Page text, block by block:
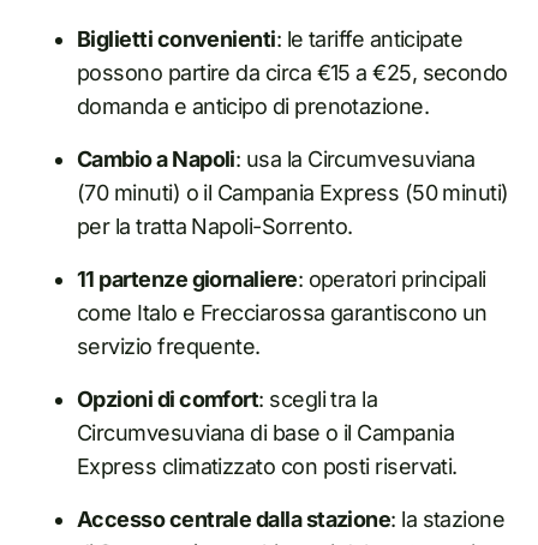
Biglietti convenienti: le tariffe anticipate
possono partire da circa €15 a €25, secondo
domanda e anticipo di prenotazione.
Cambio a Napoli: usa la Circumvesuviana
(70 minuti) o il Campania Express (50 minuti)
per la tratta Napoli-Sorrento.
11 partenze giornaliere: operatori principali
come Italo e Frecciarossa garantiscono un
servizio frequente.
Opzioni di comfort: scegli tra la
Circumvesuviana di base o il Campania
Express climatizzato con posti riservati.
Accesso centrale dalla stazione: la stazione